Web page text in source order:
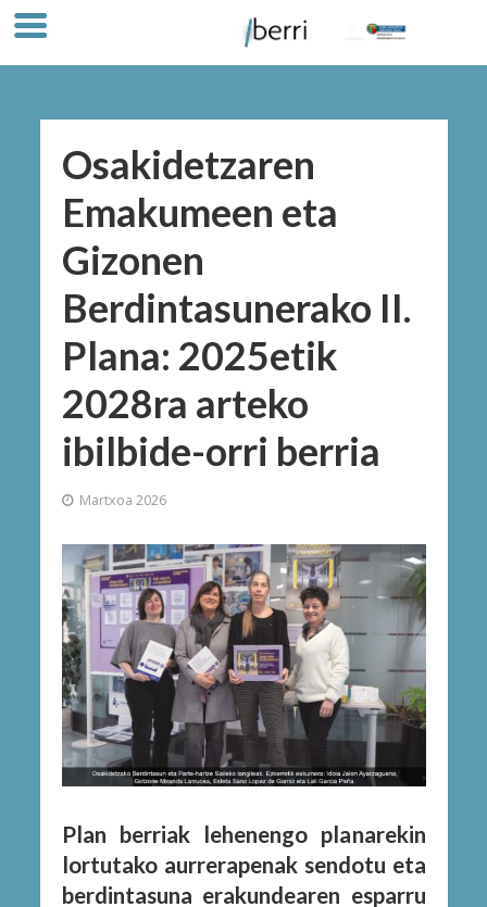
Osakidetzaren
Emakumeen eta
Gizonen
Berdintasunerako II.
Plana: 2025etik
2028ra arteko
ibilbide-orri berria
Martxoa 2026
Plan berriak lehenengo planarekin
lortutako aurrerapenak sendotu eta
berdintasuna erakundearen esparru